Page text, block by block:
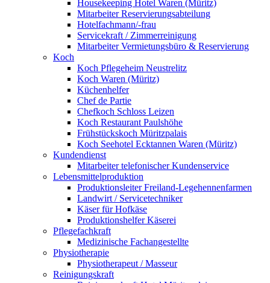
Housekeeping Hotel Waren (Müritz)
Mitarbeiter Reservierungsabteilung
Hotelfachmann/-frau
Servicekraft / Zimmerreinigung
Mitarbeiter Vermietungsbüro & Reservierung
Koch
Koch Pflegeheim Neustrelitz
Koch Waren (Müritz)
Küchenhelfer
Chef de Partie
Chefkoch Schloss Leizen
Koch Restaurant Paulshöhe
Frühstückskoch Müritzpalais
Koch Seehotel Ecktannen Waren (Müritz)
Kundendienst
Mitarbeiter telefonischer Kundenservice
Lebensmittelproduktion
Produktionsleiter Freiland-Legehennenfarmen
Landwirt / Servicetechniker
Käser für Hofkäse
Produktionshelfer Käserei
Pflegefachkraft
Medizinische Fachangestellte
Physiotherapie
Physiotherapeut / Masseur
Reinigungskraft